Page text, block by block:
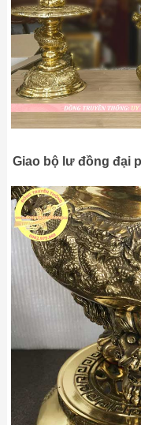
Giao bộ lư đồng đại